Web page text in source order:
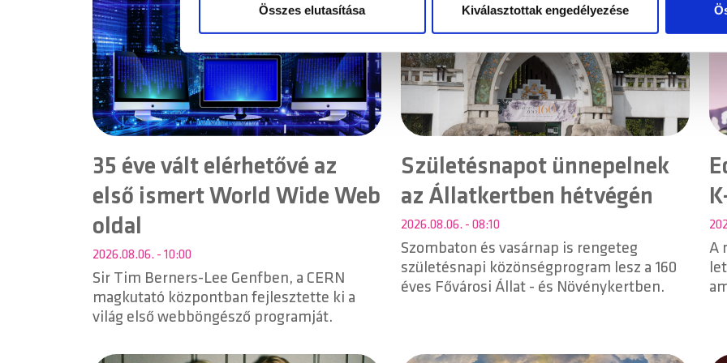
weboldalhasználatra vonatkozó adatait, akik kombinálhatják az adatokat más olyan
Összes elutasítása Kiválasztottak engedélyezése
A
35 éve vált elérhetővé az
első ismert World Wide Web
oldal
2026.08.06. - 10:00
Sir Tim Berners-Lee Genfben, a CERN
magkutató központban fejlesztette ki a
világ első webböngésző programját.
Születésnapot ünnepelnek
az Állatkertben hétvégén
2026.08.06. - 08:10
Szombaton és vasárnap is rengeteg
születésnapi közönségprogram lesz a 160
éves Fővárosi Állat - és Növénykertben.
A